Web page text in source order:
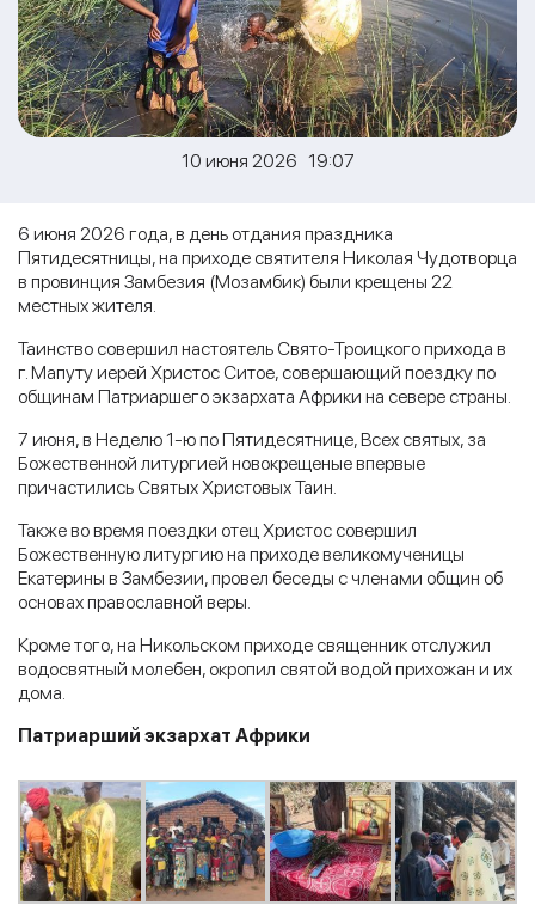
10 июня 2026 19:07
6 июня 2026 года, в день отдания праздника
Пятидесятницы, на приходе святителя Николая Чудотворца
в провинция Замбезия (Мозамбик) были крещены 22
местных жителя.
Таинство совершил настоятель Свято-Троицкого прихода в
г. Мапуту иерей Христос Ситое, совершающий поездку по
общинам Патриаршего экзархата Африки на севере страны.
7 июня, в Неделю 1-ю по Пятидесятнице, Всех святых, за
Божественной литургией новокрещеные впервые
причастились Святых Христовых Таин.
Также во время поездки отец Христос совершил
Божественную литургию на приходе великомученицы
Екатерины в Замбезии, провел беседы с членами общин об
основах православной веры.
Кроме того, на Никольском приходе священник отслужил
водосвятный молебен, окропил святой водой прихожан и их
дома.
Патриарший экзархат Африки